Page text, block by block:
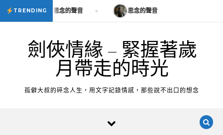
Skip to content
TRENDING思念的聲音 思念的聲音
劍俠情緣 – 緊握著歲
月帶走的時光
孤僻大叔的碎念人生，用文字記錄情感，那些說不出口的想念